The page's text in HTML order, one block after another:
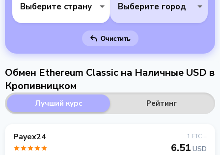
Выберите страну Выберите город
Очистить
Обмен Ethereum Classic на Наличные USD в
Кропивницком
Лучший курс Рейтинг
Payex24 1 ETC =
6.51 USD